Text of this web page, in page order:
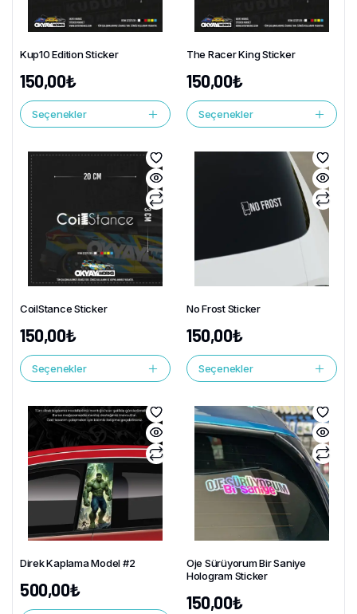
Kup10 Edition Sticker
150,00₺
Seçenekler
The Racer King Sticker
150,00₺
Seçenekler
CoilStance Sticker
150,00₺
Seçenekler
No Frost Sticker
150,00₺
Seçenekler
Direk Kaplama Model #2
500,00₺
Oje Sürüyorum Bir Saniye
Hologram Sticker
150,00₺